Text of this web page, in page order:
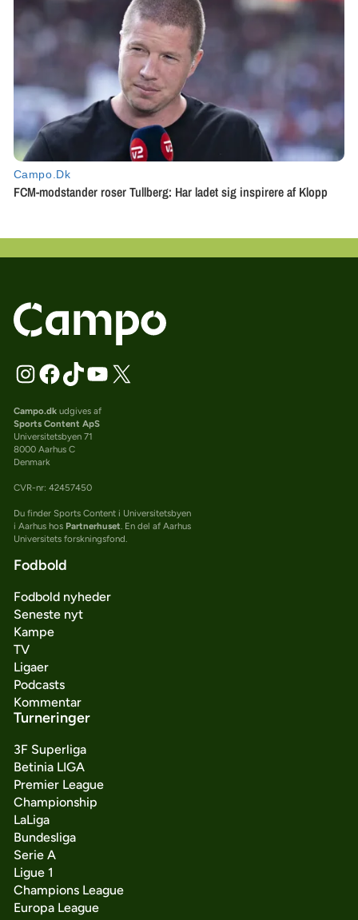
Campo.dkudgives af
Sports Content ApS
Universitetsbyen 71
8000 Aarhus C
Denmark
CVR-nr: 42457450
Du finder Sports Content i Universitetsbyen
i Aarhus hos Partnerhuset. En del af Aarhus
Universitets forskningsfond.
Fodbold
Fodbold nyheder
Seneste nyt
Kampe
TV
Ligaer
Podcasts
Kommentar
Turneringer
3F Superliga
Betinia LIGA
Premier League
Championship
LaLiga
Bundesliga
Serie A
Ligue 1
Champions League
Europa League